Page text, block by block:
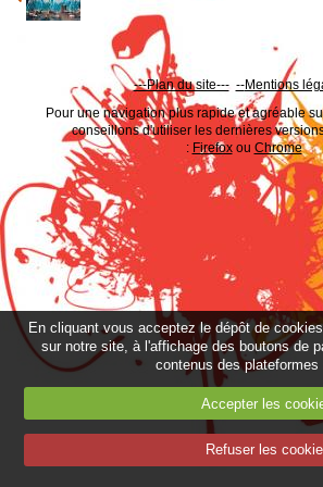
---Plan du site--- --Mentions
Pour une navigation plus rapide et agréable
conseillons d'utiliser les dernières
: Firefoxou Chrome
En cliquant vous acceptez le dépôt de
sur notre site, à l'affichage des boutons de
contenus des
Accepter les
Refuser les